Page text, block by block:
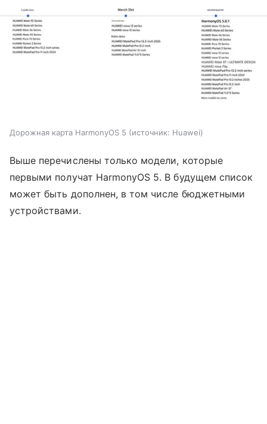
Дорожная карта HarmonyOS 5 источник: Huawei
Выше перечислены только модели, которые
первыми получат HarmonyOS 5. В будущем список
может быть дополнен, в том числе бюджетными
устройствами.